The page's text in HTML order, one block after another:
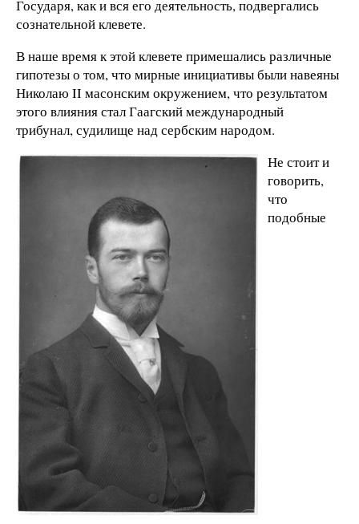
Государя, как и вся его деятельность, подвергались
сознательной клевете.
В наше время к этой клевете примешались различные
гипотезы о том, что мирные инициативы были навеяны
Николаю II масонским окружением, что результатом
этого влияния стал Гаагский международный
трибунал, судилище над сербским народом.
Не стоит и
говорить,
что
подобные